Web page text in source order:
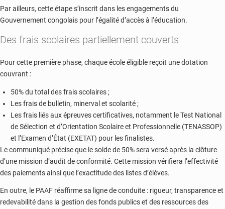
Par ailleurs, cette étape s’inscrit dans les engagements du
Gouvernement congolais pour l’égalité d’accès à l’éducation.
Des frais scolaires partiellement couverts
Pour cette première phase, chaque école éligible reçoit une dotation
couvrant :
50% du total des frais scolaires ;
Les frais de bulletin, minerval et scolarité ;
Les frais liés aux épreuves certificatives, notamment le Test National
de Sélection et d’Orientation Scolaire et Professionnelle (TENASSOP)
et l’Examen d’État (EXETAT) pour les finalistes.
Le communiqué précise que le solde de 50% sera versé après la clôture
d’une mission d’audit de conformité. Cette mission vérifiera l’effectivité
des paiements ainsi que l’exactitude des listes d’élèves.
En outre, le PAAF réaffirme sa ligne de conduite : rigueur, transparence et
redevabilité dans la gestion des fonds publics et des ressources des